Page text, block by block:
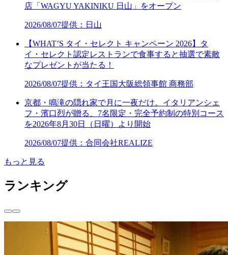
店「WAGYU YAKINIKU 日山」をオープン
2026/08/07提供：日山
【WHAT’S タイ・セレクト キャンペーン 2026】タ
イ・セレクト認定レストランで食事すると抽選で素敵
なプレゼントが当たる！
2026/08/07提供：タイ王国大阪総領事館 商務部
京都・鳴滝の隠れ家で月に一夜だけ。イタリアンシェ
フ・濱口烈が贈る、7名限定・完全予約制の特別コース
を2026年8月30日（日曜）より開始
2026/08/07提供：合同会社REALIZE
もっと見る
ランキング